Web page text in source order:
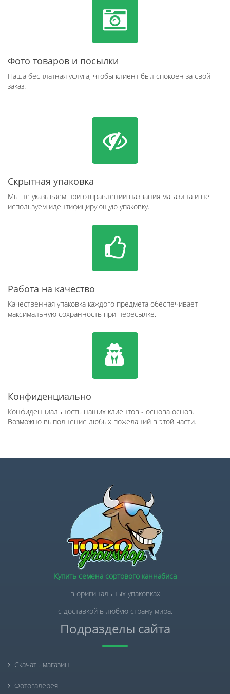
Фото товаров и посылки
Наша бесплатная услуга, чтобы клиент был спокоен за свой
заказ.
Скрытная упаковка
Мы не указываем при отправлении названия магазина и не
используем идентифицирующую упаковку.
Работа на качество
Качественная упаковка каждого предмета обеспечивает
максимальную сохранность при пересылке.
Конфиденциально
Конфиденциальность наших клиентов - основа основ.
Возможно выполнение любых пожеланий в этой части.
Купить семена сортового каннабиса
в оригинальных упаковках
с доставкой в любую страну мира.
Подразделы сайта
Скачать магазин
Фотогалерея